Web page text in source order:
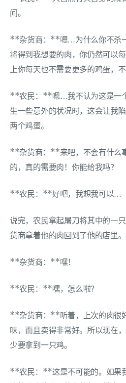
间。
**杂货商：**嗯…为什么你不杀
将得到我想要的肉，你仍然可以
上你每天也不需要更多的鸡蛋，不
**农民：**嗯…我不认为这是一
生一些意外的状况时，这会让我
两个鸡蛋。
**杂货商：**来吧，不会有什么
的，真的需要肉！你能给我吗？
**农民：**好吧，我想我可以…
说完，农民拿起屠刀将其中的一
货商拿着他的肉回到了他的店里。
**杂货商：**嘿！
**农民：**嘿，怎么啦？
**杂货商：**听着，上次的肉很
味，而且卖得非常好。所以现在
少要拿到一只鸡。
**农民：**这是不可能的。如果